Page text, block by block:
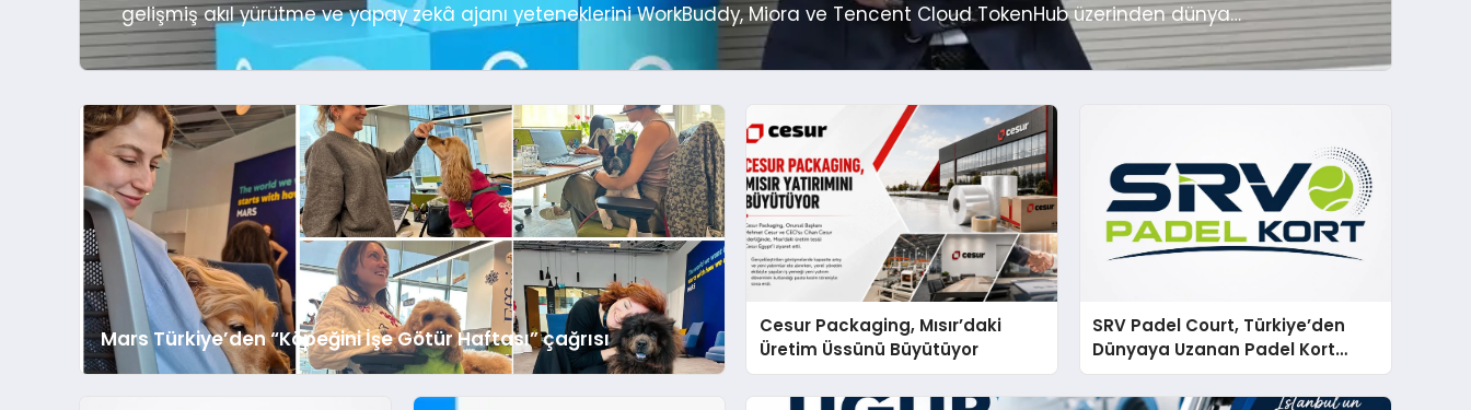
gelişmiş akıl yürütme ve yapay zekâ ajanı yeteneklerini WorkBuddy, Miora ve Tencent Cloud TokenHub üzerinden dünya
genelindeki kullanıcılara sunuyor. Tencent, 6 Temmuz’da resmi olarak kullanıma sunulan Tencent Hy3’ün (eski adıyla Tencent
Hunyuan) uluslararası erişiminin genişletildiğini bugün duyurdu. Bu adımla birlikte geliştiriciler,...
Mars Türkiye’den “Köpeğini İşe Götür Haftası” çağrısı
Cesur Packaging, Mısır’daki
Üretim Üssünü Büyütüyor
SRV Padel Court, Türkiye’den
Dünyaya Uzanan Padel Kort
Üretiminde Güvenin Adresi